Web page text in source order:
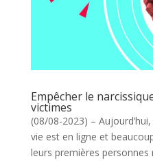
Empêcher le
victimes
(08/08-2023) –
vie est en ligne et
leurs premières personnes